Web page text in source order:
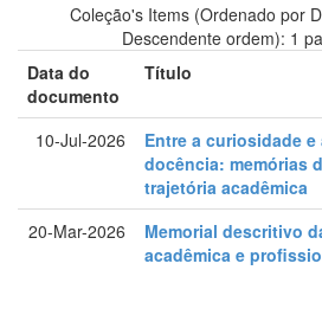
Coleção's Items (Ordenado por
Descendente ordem): 1
Data do
documento
Título
10-Jul-2026
Entre a curiosidade e
docência: memórias
trajetória acadêmica
20-Mar-2026
Memorial descritivo
acadêmica e